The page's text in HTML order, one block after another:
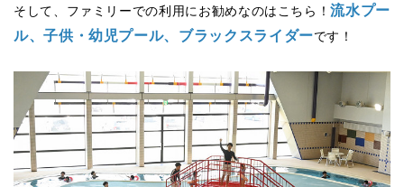
そして、ファミリーでの利用にお勧めなのはこちら！流水プー
ル、子供・幼児プール、ブラックスライダーです！